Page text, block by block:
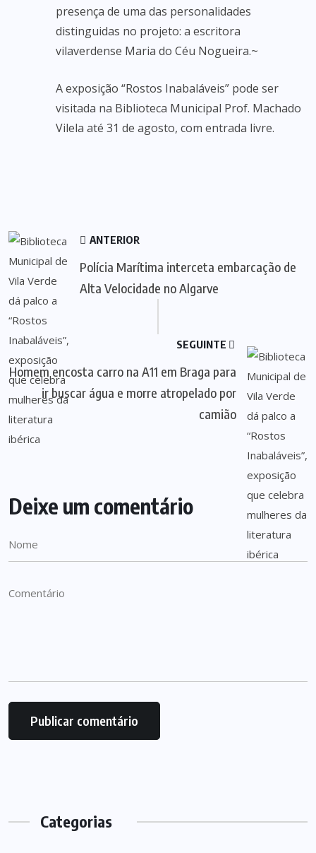
presença de uma das personalidades
distinguidas no projeto: a escritora
vilaverdense Maria do Céu Nogueira.~
A exposição “Rostos Inabaláveis” pode ser
visitada na Biblioteca Municipal Prof. Machado
Vilela até 31 de agosto, com entrada livre.
ANTERIOR
Polícia Marítima interceta embarcação de
Alta Velocidade no Algarve
SEGUINTE
Homem encosta carro na A11 em Braga para
ir buscar água e morre atropelado por
camião
Deixe um comentário
Categorias